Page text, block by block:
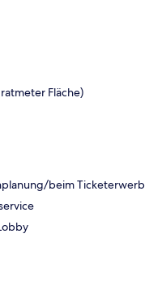
Fläche)
beim Ticketerwerb